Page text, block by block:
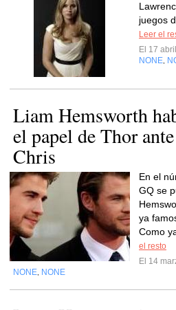
juegos
Leer el
El 17
NONE
Liam Hemsworth
el papel de Thor
Chris
En el
GQ se
ya
Como
el resto
El 14
NONE NONE